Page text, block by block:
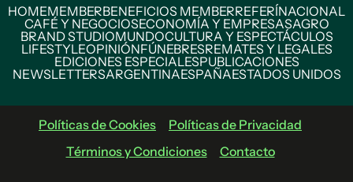
HOMEMEMBERBENEFICIOS MEMBERREFERÍNACIONAL
CAFÉ Y NEGOCIOSECONOMÍA Y EMPRESASAGRO
BRAND STUDIOMUNDOCULTURA Y ESPECTÁCULOS
LIFESTYLEOPINIÓNFÚNEBRESREMATES Y LEGALES
EDICIONES ESPECIALESPUBLICACIONES
NEWSLETTERSARGENTINAESPAÑAESTADOS UNIDOS
Políticas de Cookies
Políticas de Privacidad
Términos y Condiciones
Contacto